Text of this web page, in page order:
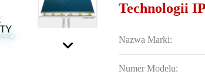
Technologii
Nazwa Marki:
Numer Modelu: